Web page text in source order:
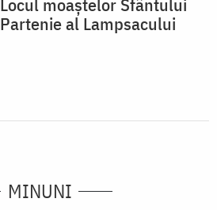
Partenie al Lampsacului
MINUNI